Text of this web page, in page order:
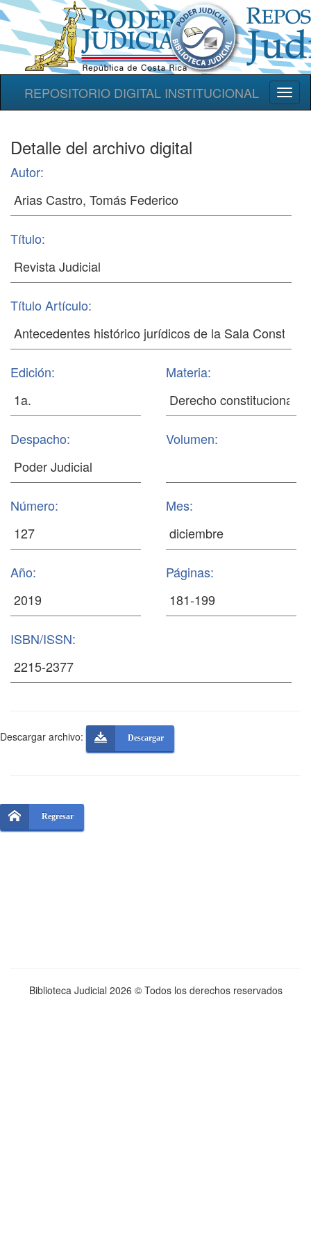
REPOSITORIO DIGITAL INSTITUCIONAL
Detalle del archivo digital
Autor:
Título:
Título Artículo:
Edición: Materia:
Despacho: Volumen:
Número: Mes:
Año: Páginas:
ISBN/ISSN:
Descargar archivo: Descargar
Regresar
Biblioteca Judicial 2026 © Todos los derechos reservados